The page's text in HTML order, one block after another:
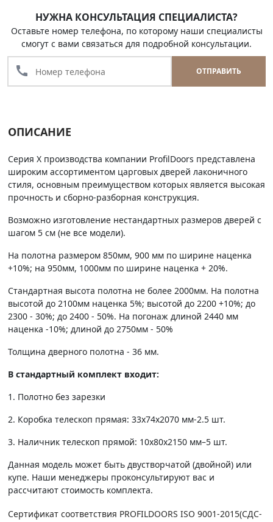
НУЖНА КОНСУЛЬТАЦИЯ СПЕЦИАЛИСТА?
Оставьте номер телефона, по которому наши специалисты
смогут с вами связаться для подробной консультации.
call ОТПРАВИТЬ
ОПИСАНИЕ
Серия Х производства компании ProfilDoors представлена
широким ассортиментом царговых дверей лаконичного
стиля, основным преимуществом которых является высокая
прочность и сборно-разборная конструкция.
Возможно изготовление нестандартных размеров дверей с
шагом 5 см (не все модели).
На полотна размером 850мм, 900 мм по ширине наценка
+10%; на 950мм, 1000мм по ширине наценка + 20%.
Стандартная высота полотна не более 2000мм. На полотна
высотой до 2100мм наценка 5%; высотой до 2200 +10%; до
2300 - 30%; до 2400 - 50%. На погонаж длиной 2440 мм
наценка -10%; длиной до 2750мм - 50%
Толщина дверного полотна - 36 мм.
В стандартный комплект входит:
1. Полотно без зарезки
2. Коробка телескоп прямая: 33х74х2070 мм-2.5 шт.
3. Наличник телескоп прямой: 10х80х2150 мм–5 шт.
Данная модель может быть двустворчатой (двойной) или
купе. Наши менеджеры проконсультируют вас и
рассчитают стоимость комплекта.
Сертификат соответствия PROFILDOORS ISO 9001-2015(СДС-